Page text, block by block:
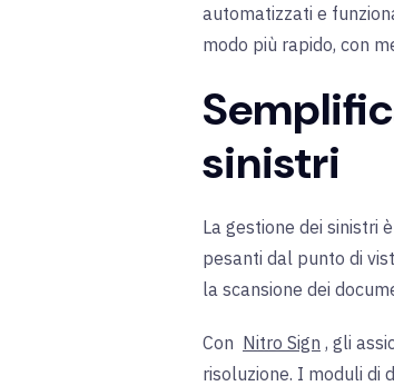
automatizzati e
modo più rapido, con
sinistri
La gestione dei sinistri
pesanti dal punto di
la scansione dei
Con Nitro Sign , gli
risoluzione. I moduli di